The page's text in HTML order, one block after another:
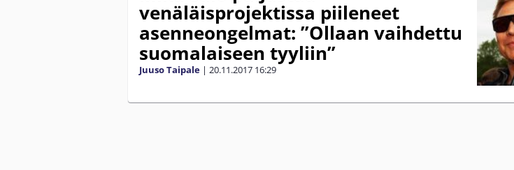
venäläisprojektissa piileneet
asenneongelmat: ”Ollaan vaihdettu
suomalaiseen tyyliin”
Juuso Taipale | 20.11.2017 16:29